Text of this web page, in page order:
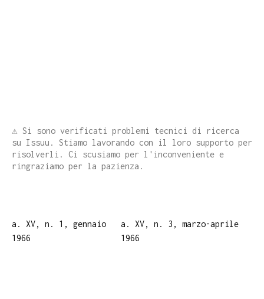
⚠️ Si sono verificati problemi tecnici di ricerca
su Issuu. Stiamo lavorando con il loro supporto per
risolverli. Ci scusiamo per l'inconveniente e
ringraziamo per la pazienza.
a. XV, n. 1, gennaio
1966
a. XV, n. 3, marzo-aprile
1966